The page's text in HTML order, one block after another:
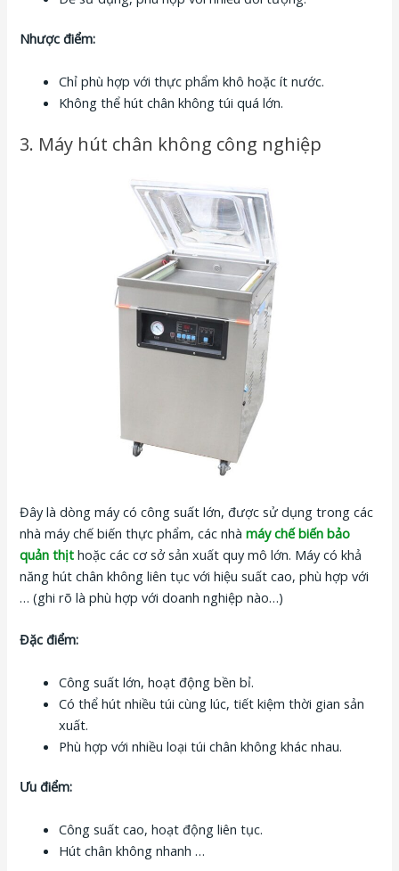
Nhược điểm:
Chỉ phù hợp với thực phẩm khô hoặc ít nước.
Không thể hút chân không túi quá lớn.
3. Máy hút chân không công nghiệp
Đây là dòng máy có công suất lớn, được sử dụng trong các
nhà máy chế biến thực phẩm, các nhàmáy chế biến bảo
quản thịt hoặc các cơ sở sản xuất quy mô lớn. Máy có khả
năng hút chân không liên tục với hiệu suất cao, phù hợp với
… (ghi rõ là phù hợp với doanh nghiệp nào…)
Đặc điểm:
Công suất lớn, hoạt động bền bỉ.
Có thể hút nhiều túi cùng lúc, tiết kiệm thời gian sản
xuất.
Phù hợp với nhiều loại túi chân không khác nhau.
Ưu điểm:
Công suất cao, hoạt động liên tục.
Hút chân không nhanh …